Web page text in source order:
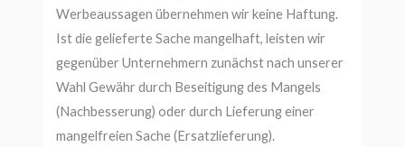
Werbeaussagen übernehmen wir keine Haftung.
Ist die gelieferte Sache mangelhaft, leisten wir
gegenüber Unternehmern zunächst nach unserer
Wahl Gewähr durch Beseitigung des Mangels
(Nachbesserung) oder durch Lieferung einer
mangelfreien Sache (Ersatzlieferung).